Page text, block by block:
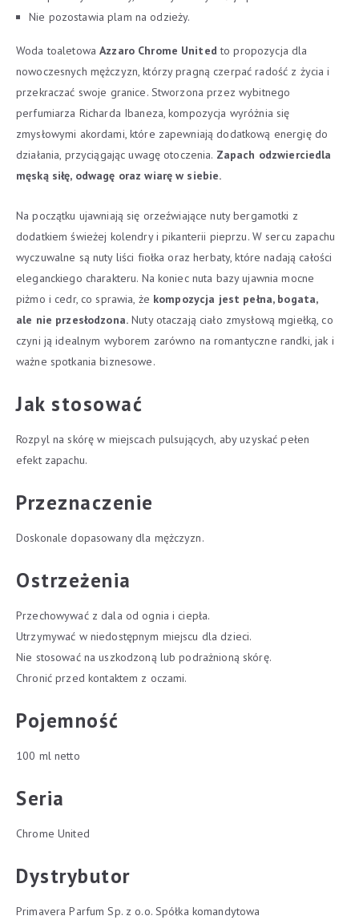
Nie pozostawia plam na odzieży.
Woda toaletowaAzzaro Chrome United to propozycja dla
nowoczesnych mężczyzn, którzy pragną czerpać radość z życia i
przekraczać swoje granice. Stworzona przez wybitnego
perfumiarza Richarda Ibaneza, kompozycja wyróżnia się
zmysłowymi akordami, które zapewniają dodatkową energię do
działania, przyciągając uwagę otoczenia. Zapach odzwierciedla
męską siłę, odwagę oraz wiarę w siebie.
Na początku ujawniają się orzeźwiające nuty bergamotki z
dodatkiem świeżej kolendry i pikanterii pieprzu. W sercu zapachu
wyczuwalne są nuty liści fiołka oraz herbaty, które nadają całości
eleganckiego charakteru. Na koniec nuta bazy ujawnia mocne
piżmo i cedr, co sprawia, że kompozycja jest pełna, bogata,
ale nie przesłodzona.Nuty otaczają ciało zmysłową mgiełką, co
czyni ją idealnym wyborem zarówno na romantyczne randki, jak i
ważne spotkania biznesowe.
Jak stosować
Rozpyl na skórę w miejscach pulsujących, aby uzyskać pełen
efekt zapachu.
Przeznaczenie
Doskonale dopasowany dla mężczyzn.
Ostrzeżenia
Przechowywać z dala od ognia i ciepła.
Utrzymywać w niedostępnym miejscu dla dzieci.
Nie stosować na uszkodzoną lub podrażnioną skórę.
Chronić przed kontaktem z oczami.
Pojemność
100 ml netto
Seria
Chrome United
Dystrybutor
Primavera Parfum Sp. z o.o. Spółka komandytowa